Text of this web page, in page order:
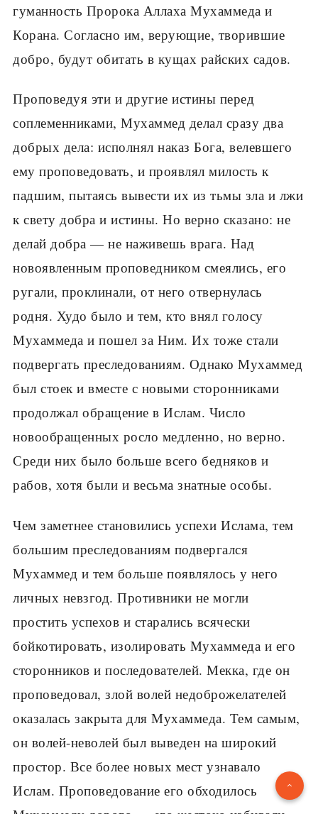
гуманность Пророка Аллаха Мухаммеда и
Корана. Согласно им, верующие, творившие
добро, будут обитать в кущах райских садов.
Проповедуя эти и другие истины перед
соплеменниками, Мухаммед делал сразу два
добрых дела: исполнял наказ Бога, велевшего
ему проповедовать, и проявлял милость к
падшим, пытаясь вывести их из тьмы зла и лжи
к свету добра и истины. Но верно сказано: не
делай добра — не наживешь врага. Над
новоявленным проповедником смеялись, его
ругали, проклинали, от него отвернулась
родня. Худо было и тем, кто внял голосу
Мухаммеда и пошел за Ним. Их тоже стали
подвергать преследованиям. Однако Мухаммед
был стоек и вместе с новыми сторонниками
продолжал обращение в Ислам. Число
новообращенных росло медленно, но верно.
Среди них было больше всего бедняков и
рабов, хотя были и весьма знатные особы.
Чем заметнее становились успехи Ислама, тем
большим преследованиям подвергался
Мухаммед и тем больше появлялось у него
личных невзгод. Противники не могли
простить успехов и старались всячески
бойкотировать, изолировать Мухаммеда и его
сторонников и последователей. Мекка, где он
проповедовал, злой волей недоброжелателей
оказалась закрыта для Мухаммеда. Тем самым,
он волей-неволей был выведен на широкий
простор. Все более новых мест узнавало
Ислам. Проповедование его обходилось